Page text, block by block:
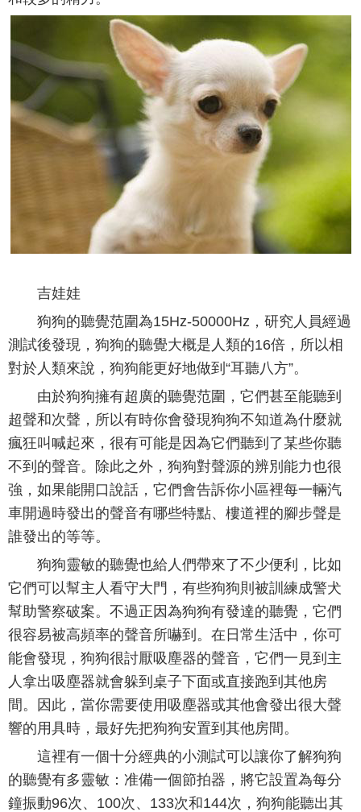
吉娃娃
狗狗的聽覺范圍為15Hz-50000Hz，研究人員經過
測試後發現，狗狗的聽覺大概是人類的16倍，所以相
對於人類來說，狗狗能更好地做到“耳聽八方”。
由於狗狗擁有超廣的聽覺范圍，它們甚至能聽到
超聲和次聲，所以有時你會發現狗狗不知道為什麼就
瘋狂叫喊起來，很有可能是因為它們聽到了某些你聽
不到的聲音。除此之外，狗狗對聲源的辨別能力也很
強，如果能開口說話，它們會告訴你小區裡每一輛汽
車開過時發出的聲音有哪些特點、樓道裡的腳步聲是
誰發出的等等。
狗狗靈敏的聽覺也給人們帶來了不少便利，比如
它們可以幫主人看守大門，有些狗狗則被訓練成警犬
幫助警察破案。不過正因為狗狗有發達的聽覺，它們
很容易被高頻率的聲音所嚇到。在日常生活中，你可
能會發現，狗狗很討厭吸塵器的聲音，它們一見到主
人拿出吸塵器就會躲到桌子下面或直接跑到其他房
間。因此，當你需要使用吸塵器或其他會發出很大聲
響的用具時，最好先把狗狗安置到其他房間。
這裡有一個十分經典的小測試可以讓你了解狗狗
的聽覺有多靈敏：准備一個節拍器，將它設置為每分
鐘振動96次、100次、133次和144次，狗狗能聽出其